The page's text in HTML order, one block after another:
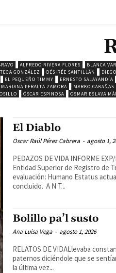
ALFREDO RIVERA FLORES BLANCA
GONZÁLEZ DÉSIRÉE SANTILLÁN
EL PEQUEÑO TIMMY ERNESTO SALAYANDÍA
MARIANA PERALTA ZAMORA MARKO CABAÑAS
ÓSCAR ESPINOSA OSMAR ESLAVA
El Diablo
Oscar Raúl Pérez Cabrera - agosto 1,
PEDAZOS DE VIDA INFORME
Entidad Superior de Registro de
evaluación: Humano Estatus
concluido. A N T...
Bolillo pa’l susto
Ana Luisa Vega - agosto 1, 2026
RELATOS DE VIDALlevaba
paternos diciéndole que se
la última vez...